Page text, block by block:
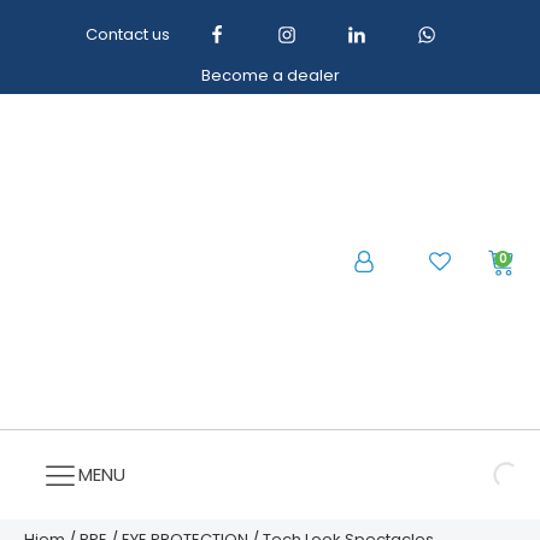
Contact us
Become a dealer
0
MENU